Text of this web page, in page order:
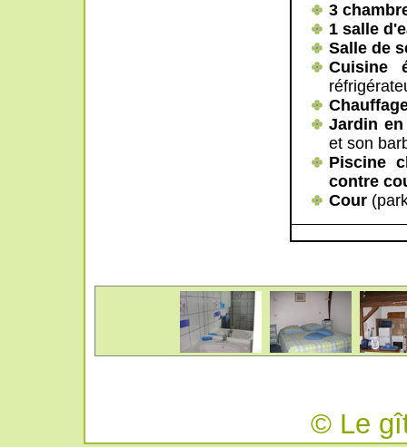
3
1 salle
Salle de
Cuisine
Jardin
et son
Piscine
contre
Cour
© Le